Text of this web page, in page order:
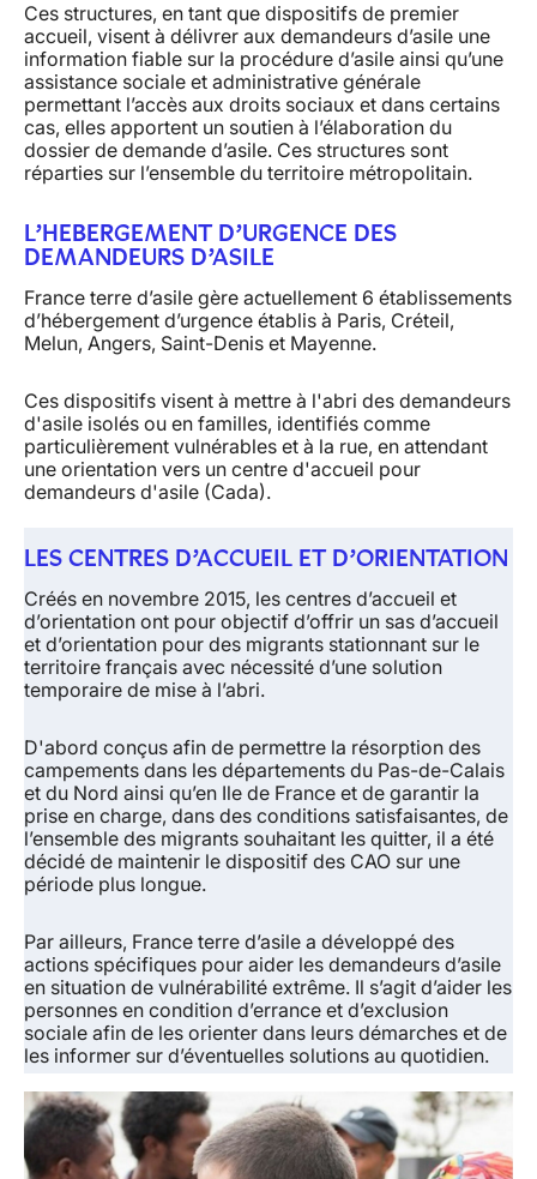
Ces structures, en tant que dispositifs de premier
accueil, visent à délivrer aux demandeurs d’asile une
information fiable sur la procédure d’asile ainsi qu’une
assistance sociale et administrative générale
permettant l’accès aux droits sociaux et dans certains
cas, elles apportent un soutien à l’élaboration du
dossier de demande d’asile. Ces structures sont
réparties sur l’ensemble du territoire métropolitain.
L’HEBERGEMENT D’URGENCE DES
DEMANDEURS D’ASILE
France terre d’asile gère actuellement 6 établissements
d’hébergement d’urgence établis à Paris, Créteil,
Melun, Angers, Saint-Denis et Mayenne.
Ces dispositifs visent à mettre à l'abri des demandeurs
d'asile isolés ou en familles, identifiés comme
particulièrement vulnérables et à la rue, en attendant
une orientation vers un centre d'accueil pour
demandeurs d'asile (Cada).
LES CENTRES D’ACCUEIL ET D’ORIENTATION
Créés en novembre 2015, les centres d’accueil et
d’orientation ont pour objectif d’offrir un sas d’accueil
et d’orientation pour des migrants stationnant sur le
territoire français avec nécessité d’une solution
temporaire de mise à l’abri.
D'abord conçus afin de permettre la résorption des
campements dans les départements du Pas-de-Calais
et du Nord ainsi qu’en Ile de France et de garantir la
prise en charge, dans des conditions satisfaisantes, de
l’ensemble des migrants souhaitant les quitter, il a été
décidé de maintenir le dispositif des CAO sur une
période plus longue.
Par ailleurs, France terre d’asile a développé des
actions spécifiques pour aider les demandeurs d’asile
en situation de vulnérabilité extrême. Il s’agit d’aider les
personnes en condition d’errance et d’exclusion
sociale afin de les orienter dans leurs démarches et de
les informer sur d’éventuelles solutions au quotidien.